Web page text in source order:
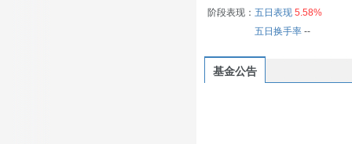
阶段表现： 五日表现 5.58%
五日换手率--
基金公告